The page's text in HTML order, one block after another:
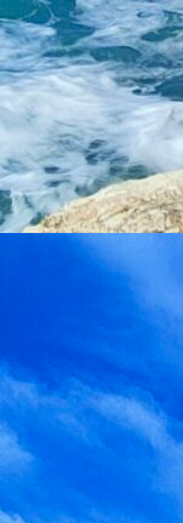
Hotely Rhodos
Rady a tipy
Bay –
tento
za
to?